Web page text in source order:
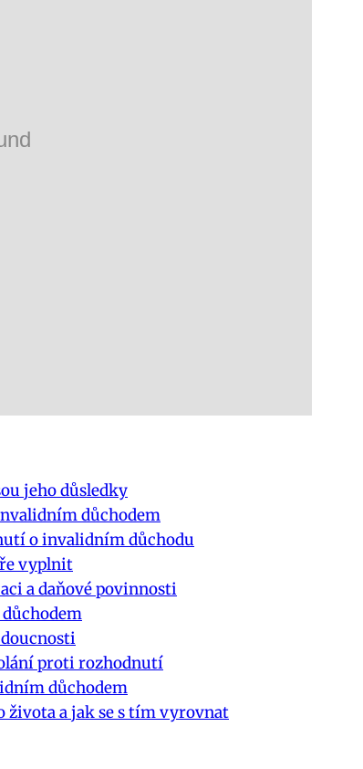
jeho důsledky
důchodem
o invalidním důchodu
vyplnit
a daňové povinnosti
proti rozhodnutí
důchodem
života a jak se s tím vyrovnat